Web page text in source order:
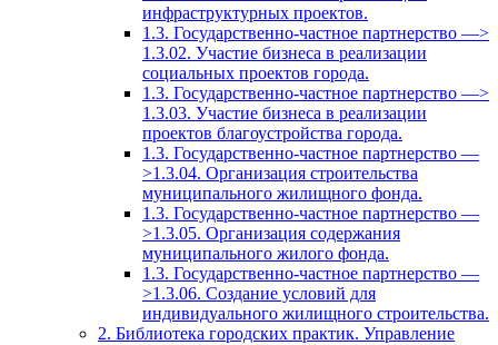
инфраструктурных проектов.
1.3. Государственно-частное партнерство —>
1.3.02. Участие бизнеса в реализации
социальных проектов города.
1.3. Государственно-частное партнерство —>
1.3.03. Участие бизнеса в реализации
проектов благоустройства города.
1.3. Государственно-частное партнерство —
>1.3.04. Организация строительства
муниципального жилищного фонда.
1.3. Государственно-частное партнерство —
>1.3.05. Организация содержания
муниципального жилого фонда.
1.3. Государственно-частное партнерство —
>1.3.06. Создание условий для
индивидуального жилищного строительства.
2. Библиотека городских практик. Управление